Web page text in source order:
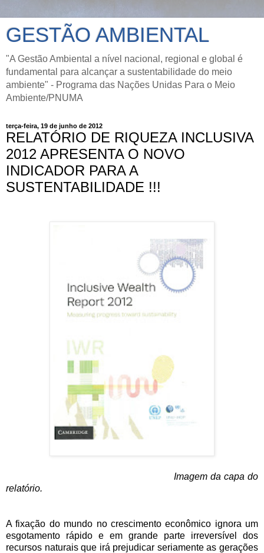
GESTÃO AMBIENTAL
"A Gestão Ambiental a nível nacional, regional e global é
fundamental para alcançar a sustentabilidade do meio
ambiente" - Programa das Nações Unidas Para o Meio
Ambiente/PNUMA
terça-feira, 19 de junho de 2012
RELATÓRIO DE RIQUEZA INCLUSIVA
2012 APRESENTA O NOVO
INDICADOR PARA A
SUSTENTABILIDADE !!!
Imagem da capa do
relatório.
A fixação do mundo no crescimento econômico ignora um
esgotamento rápido e em grande parte irreversível dos
recursos naturais que irá prejudicar seriamente as gerações